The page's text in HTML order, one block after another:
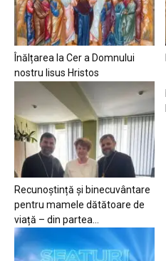
Înălțarea la Cer a Domnului
nostru Iisus Hristos
Recunoștință și binecuvântare
pentru mamele dătătoare de
viață – din partea...